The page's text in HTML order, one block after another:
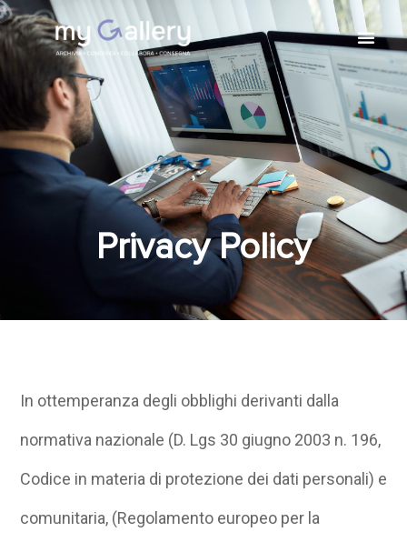
Privacy Policy
In ottemperanza degli obblighi derivanti dalla
normativa nazionale (D. Lgs 30 giugno 2003 n. 196,
Codice in materia di protezione dei dati personali) e
comunitaria, (Regolamento europeo per la